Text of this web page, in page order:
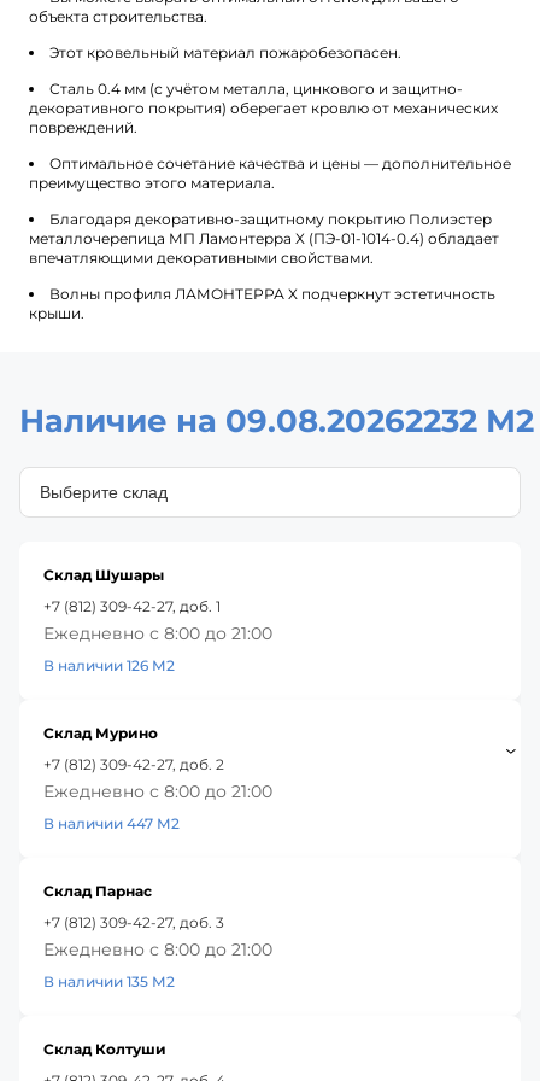
объекта строительства.
Этот кровельный материал пожаробезопасен.
Сталь 0.4 мм (с учётом металла, цинкового и защитно-
декоративного покрытия) оберегает кровлю от механических
повреждений.
Оптимальное сочетание качества и цены — дополнительное
преимущество этого материала.
Благодаря декоративно-защитному покрытию Полиэстер
металлочерепица МП Ламонтерра X (ПЭ-01-1014-0.4) обладает
впечатляющими декоративными свойствами.
Волны профиля ЛАМОНТЕРРА X подчеркнут эстетичность
крыши.
Наличие на 09.08.20262232 М2
Склад Шушары
+7 (812) 309-42-27, доб. 1
Ежедневно с 8:00 до 21:00
В наличии 126 М2
Склад Мурино
+7 (812) 309-42-27, доб. 2
Ежедневно с 8:00 до 21:00
В наличии 447 М2
Склад Парнас
+7 (812) 309-42-27, доб. 3
Ежедневно с 8:00 до 21:00
В наличии 135 М2
Склад Колтуши